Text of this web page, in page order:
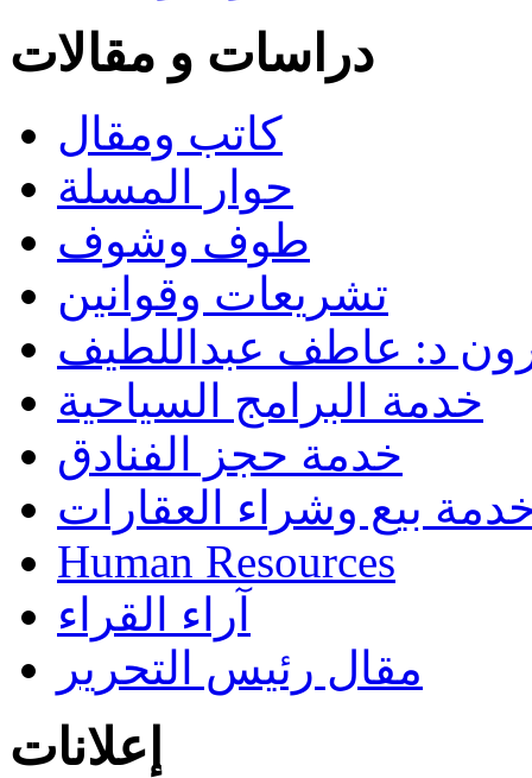
دراسات و مقالات
كاتب ومقال
حوار المسلة
طوف وشوف
تشريعات وقوانين
د: عاطف عبداللطيف
خدمة البرامج السياحية
خدمة حجز الفنادق
بيع وشراء العقارات
Human Resources
آراء القراء
مقال رئيس التحرير
إعلانات